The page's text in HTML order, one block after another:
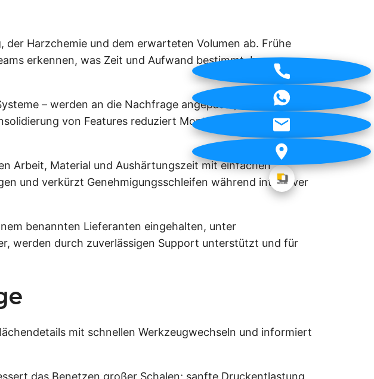
Harzchemie und dem erwarteten Volumen ab. Frühe
erkennen, was Zeit und Aufwand bestimmt, bevor
– werden an die Nachfrage angepasst, während
von Features reduziert Montageaufwand und
Arbeit, Material und Aushärtungszeit mit einfachen
und verkürzt Genehmigungsschleifen während intensiver
benannten Lieferanten eingehalten, unter
werden durch zuverlässigen Support unterstützt und für
mit schnellen Werkzeugwechseln und informiert
das Benetzen großer Schalen; sanfte Druckentlastung